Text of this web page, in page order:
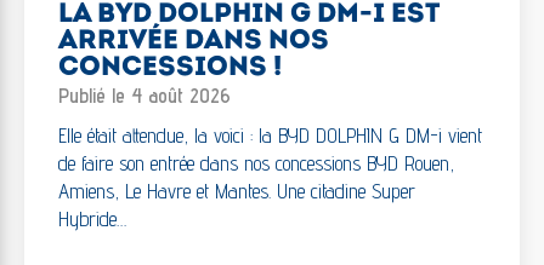
LA BYD DOLPHIN G DM-I EST
ARRIVÉE DANS NOS
CONCESSIONS !
Publié le 4 août 2026
Elle était attendue, la voici : la BYD DOLPHIN G DM-i vient
de faire son entrée dans nos concessions BYD Rouen,
Amiens, Le Havre et Mantes. Une citadine Super
Hybride…